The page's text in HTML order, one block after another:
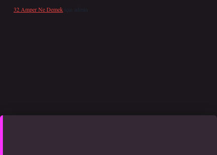
32 Amper Ne Demek için admin
yeni giriş